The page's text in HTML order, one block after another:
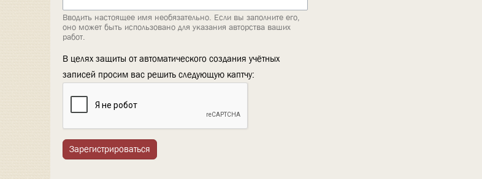
Вводить настоящее имя необязательно. Если вы заполните его,
оно может быть использовано для указания авторства ваших
работ.
В целях защиты от автоматического создания учётных
записей просим вас решить следующую каптчу:
Зарегистрироваться